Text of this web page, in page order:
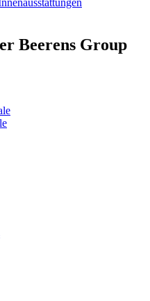
Beerens Group